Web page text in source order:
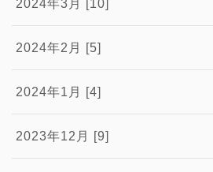
2024年3月 [10]
2024年2月 [5]
2024年1月 [4]
2023年12月 [9]